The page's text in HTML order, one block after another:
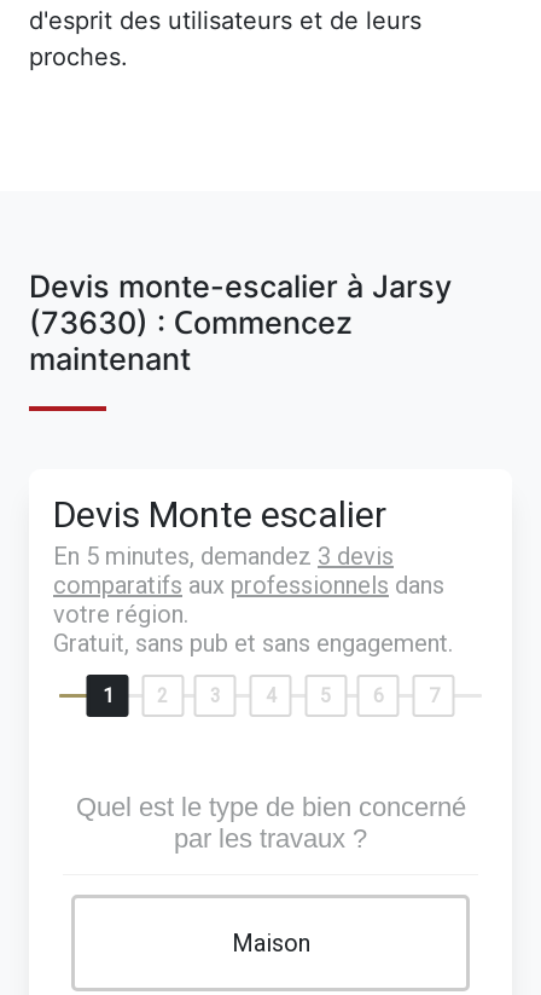
d'esprit des utilisateurs et de leurs
proches.
Devis monte-escalier à Jarsy
(73630) : Commencez
maintenant
Devis Monte escalier
En 5 minutes, demandez 3 devis
comparatifs aux professionnels dans
votre région.
Gratuit, sans pub et sans engagement.
1 2 3 4 5 6 7
Quel est le type de bien concerné
par les travaux ?
Maison